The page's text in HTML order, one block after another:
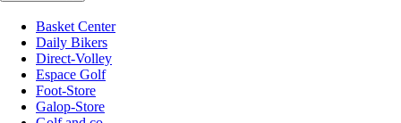
Basket Center
Daily Bikers
Direct-Volley
Espace Golf
Foot-Store
Galop-Store